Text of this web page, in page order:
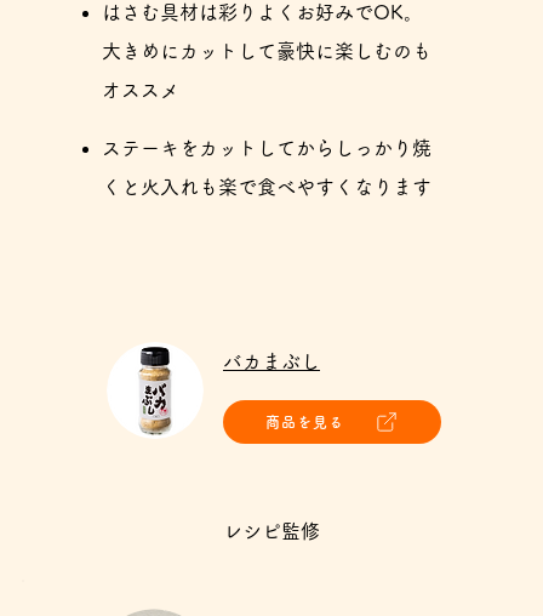
はさむ具材は彩りよくお好みでOK。
大きめにカットして豪快に楽しむのも
オススメ
ステーキをカットしてからしっかり焼
くと火入れも楽で食べやすくなります
​バカまぶし
商品を見る
レシピ監修